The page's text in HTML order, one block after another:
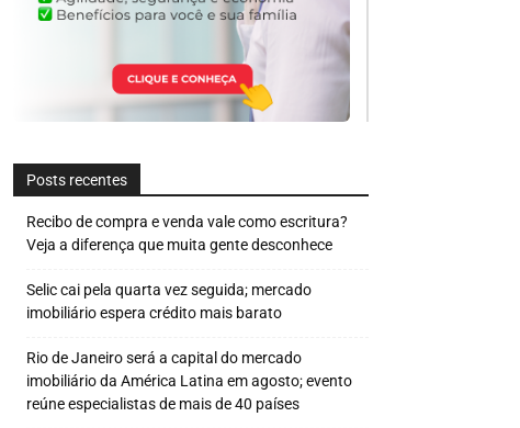
Posts recentes
Recibo de compra e venda vale como escritura?
Veja a diferença que muita gente desconhece
Selic cai pela quarta vez seguida; mercado
imobiliário espera crédito mais barato
Rio de Janeiro será a capital do mercado
imobiliário da América Latina em agosto; evento
reúne especialistas de mais de 40 países